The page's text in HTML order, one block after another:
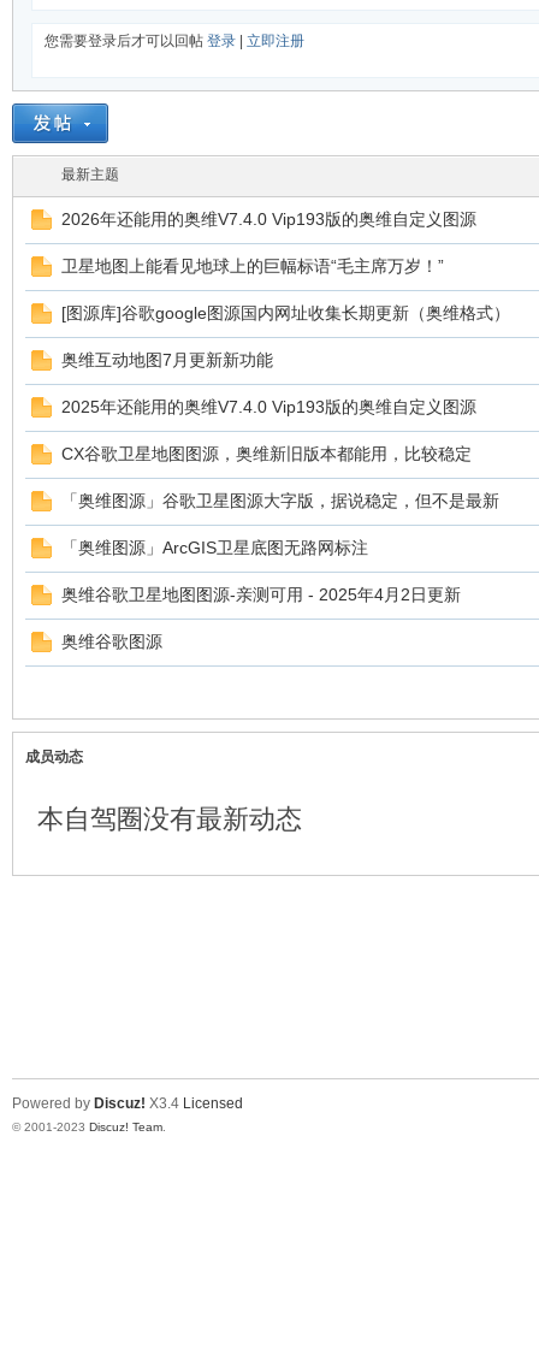
您需要登录后才可以回帖 登录 立即注册
最新主题
2026年还能用的奥维V7.4.0 Vip193版的奥维自定义图源
卫星地图上能看见地球上的巨幅标语“毛主席万岁！”
[图源库]谷歌google图源国内网址收集长期更新（奥维格式）
奥维互动地图7月更新新功能
2025年还能用的奥维V7.4.0 Vip193版的奥维自定义图源
CX谷歌卫星地图图源，奥维新旧版本都能用，比较稳定
「奥维图源」谷歌卫星图源大字版，据说稳定，但不是最新
「奥维图源」ArcGIS卫星底图无路网标注
奥维谷歌卫星地图图源-亲测可用 - 2025年4月2日更新
奥维谷歌图源
成员动态
本自驾圈没有最新动态
Powered by Discuz! X3.4 Licensed
© 2001-2023 Discuz! Team